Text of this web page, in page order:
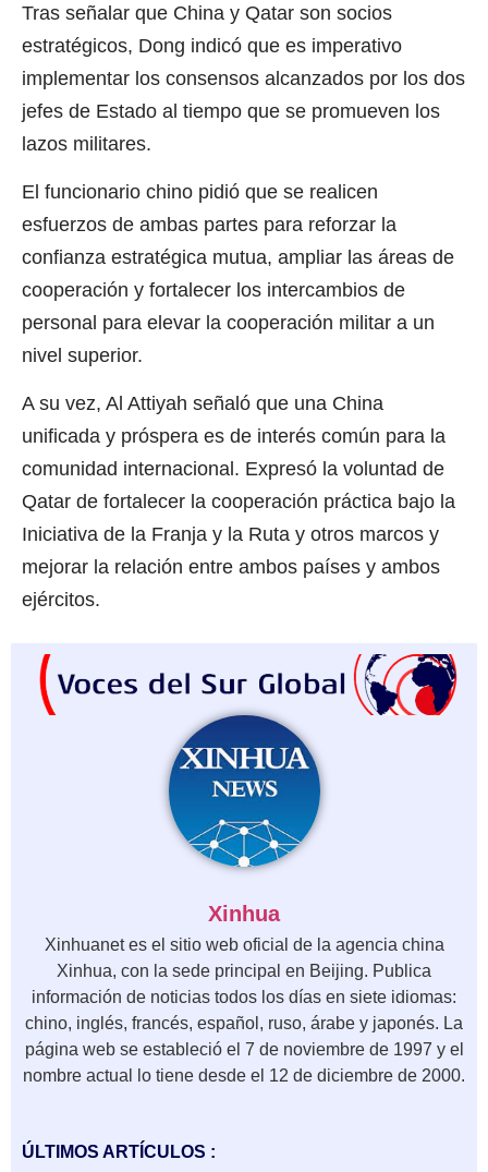
Tras señalar que China y Qatar son socios
estratégicos, Dong indicó que es imperativo
implementar los consensos alcanzados por los dos
jefes de Estado al tiempo que se promueven los
lazos militares.
El funcionario chino pidió que se realicen
esfuerzos de ambas partes para reforzar la
confianza estratégica mutua, ampliar las áreas de
cooperación y fortalecer los intercambios de
personal para elevar la cooperación militar a un
nivel superior.
A su vez, Al Attiyah señaló que una China
unificada y próspera es de interés común para la
comunidad internacional. Expresó la voluntad de
Qatar de fortalecer la cooperación práctica bajo la
Iniciativa de la Franja y la Ruta y otros marcos y
mejorar la relación entre ambos países y ambos
ejércitos.
Xinhua
Xinhuanet es el sitio web oficial de la agencia china
Xinhua, con la sede principal en Beijing. Publica
información de noticias todos los días en siete idiomas:
chino, inglés, francés, español, ruso, árabe y japonés. La
página web se estableció el 7 de noviembre de 1997 y el
nombre actual lo tiene desde el 12 de diciembre de 2000.
ÚLTIMOS ARTÍCULOS :